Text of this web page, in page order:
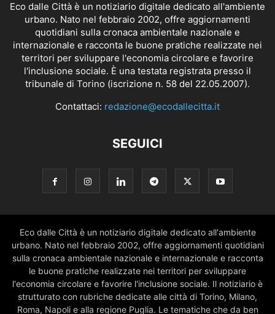
Eco dalle Città è un notiziario digitale dedicato all'ambiente
urbano. Nato nel febbraio 2002, offre aggiornamenti
quotidiani sulla cronaca ambientale nazionale e
internazionale e racconta le buone pratiche realizzate nei
territori per sviluppare l'economia circolare e favorire
l'inclusione sociale. È una testata registrata presso il
tribunale di Torino (iscrizione n. 58 del 22.05.2007).
Contattaci: redazione@ecodallecitta.it
SEGUICI
Eco dalle Città è un notiziario digitale dedicato all'ambiente
urbano. Nato nel febbraio 2002, offre aggiornamenti quotidiani
sulla cronaca ambientale nazionale e internazionale e racconta
le buone pratiche realizzate nei territori per sviluppare
l'economia circolare e favorire l'inclusione sociale. Il notiziario è
strutturato con rubriche dedicate alle città di Torino, Milano,
Roma, Napoli e alla regione Puglia. Le tematiche che da ben